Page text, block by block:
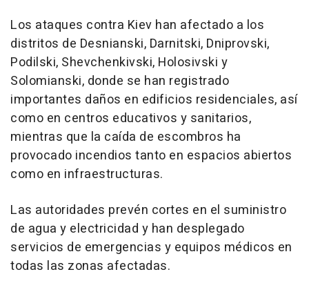
Los ataques contra Kiev han afectado a los
distritos de Desnianski, Darnitski, Dniprovski,
Podilski, Shevchenkivski, Holosivski y
Solomianski, donde se han registrado
importantes daños en edificios residenciales, así
como en centros educativos y sanitarios,
mientras que la caída de escombros ha
provocado incendios tanto en espacios abiertos
como en infraestructuras.
Las autoridades prevén cortes en el suministro
de agua y electricidad y han desplegado
servicios de emergencias y equipos médicos en
todas las zonas afectadas.